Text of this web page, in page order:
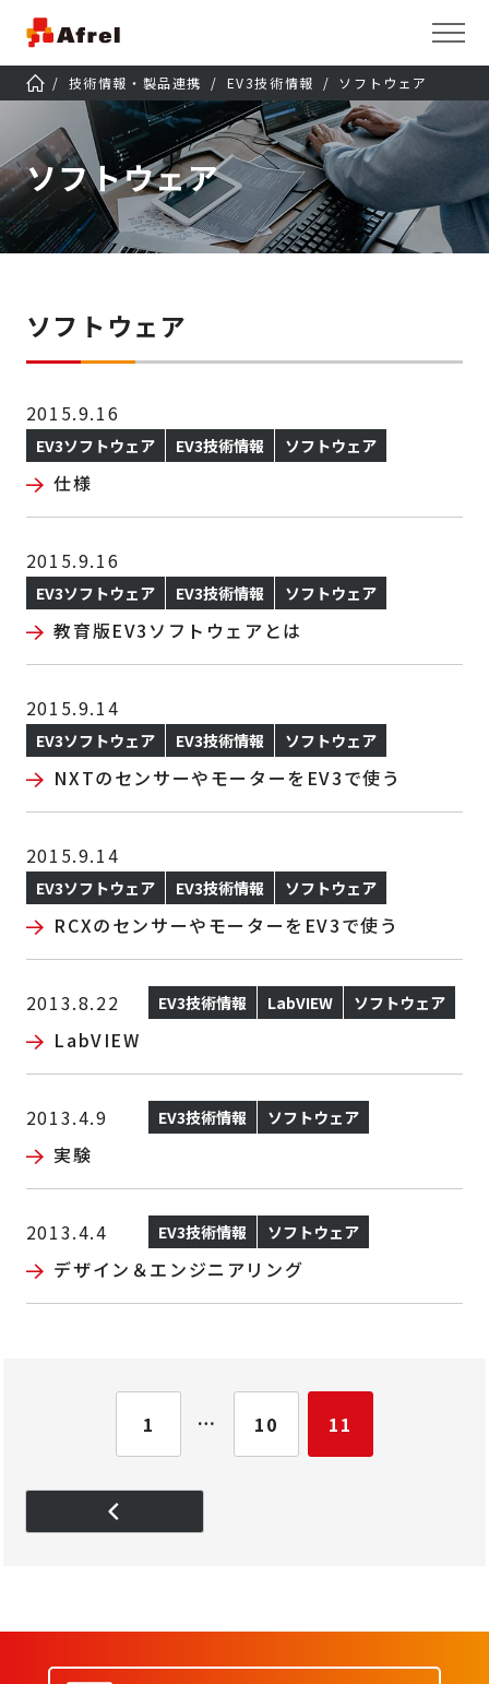
技術情報・製品連携 EV3技術情報 ソフトウェア
ソフトウェア
ソフトウェア
2015.9.16
EV3ソフトウェア EV3技術情報 ソフトウェア
仕様
2015.9.16
EV3ソフトウェア EV3技術情報 ソフトウェア
教育版EV3ソフトウェアとは
2015.9.14
EV3ソフトウェア EV3技術情報 ソフトウェア
NXTのセンサーやモーターをEV3で使う
2015.9.14
EV3ソフトウェア EV3技術情報 ソフトウェア
RCXのセンサーやモーターをEV3で使う
2013.8.22 EV3技術情報 LabVIEW ソフトウェア
LabVIEW
2013.4.9 EV3技術情報 ソフトウェア
実験
2013.4.4 EV3技術情報 ソフトウェア
デザイン＆エンジニアリング
1 … 10 11